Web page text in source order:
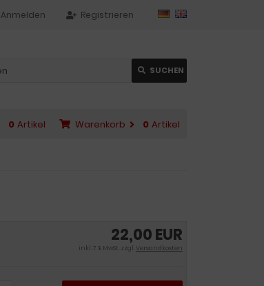
Registrieren
Anmelden
SUCHEN
Warenkorb 0 Artikel
0 Artikel
22,00 EUR
inkl. 7 % MwSt. zzgl.Versandkosten